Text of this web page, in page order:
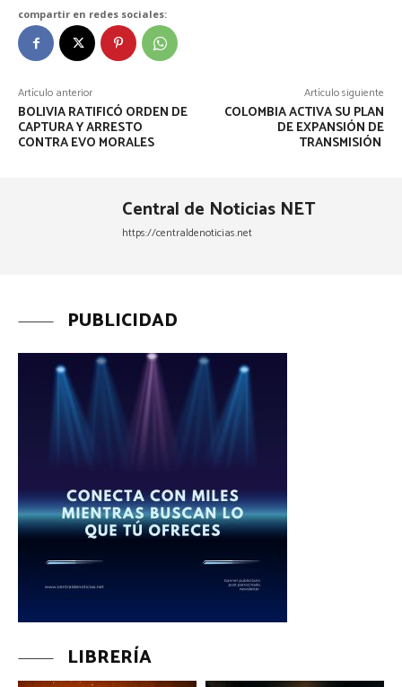
compartir en redes sociales:
Artículo anterior
BOLIVIA RATIFICÓ ORDEN DE
CAPTURA Y ARRESTO
CONTRA EVO MORALES
Artículo siguiente
COLOMBIA ACTIVA SU PLAN
DE EXPANSIÓN DE
TRANSMISIÓN
Central de Noticias NET
https://centraldenoticias.net
PUBLICIDAD
LIBRERÍA